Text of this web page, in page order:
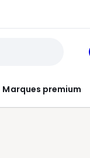
Marques premium